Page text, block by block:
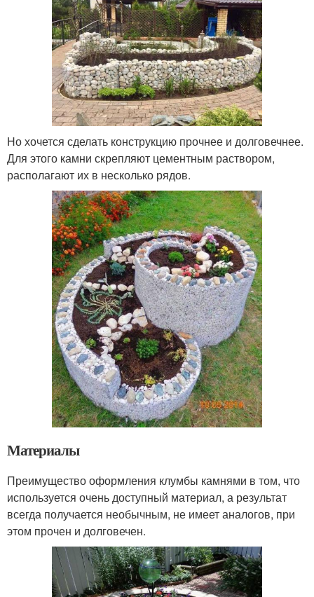
Но хочется сделать конструкцию прочнее и долговечнее.
Для этого камни скрепляют цементным раствором,
располагают их в несколько рядов.
Материалы
Преимущество оформления клумбы камнями в том, что
используется очень доступный материал, а результат
всегда получается необычным, не имеет аналогов, при
этом прочен и долговечен.